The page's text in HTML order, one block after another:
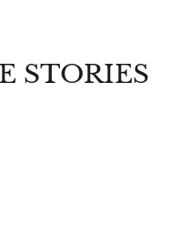
STORIES